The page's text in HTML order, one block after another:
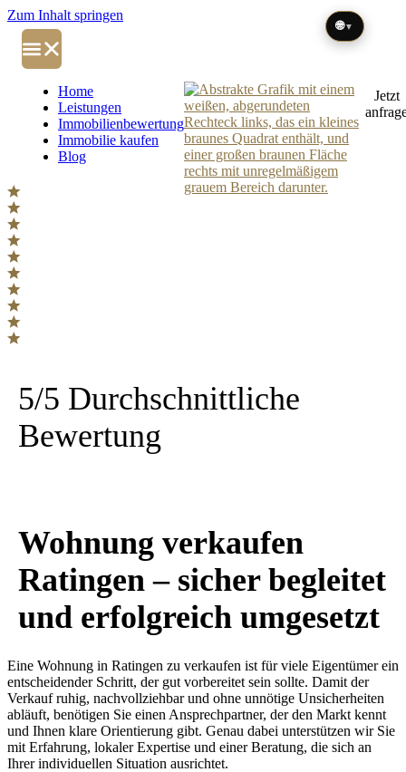
🌐▼
Zum Inhalt springen
Home
Leistungen
Immobilienbewertung
Immobilie kaufen
Blog
Jetzt
5/5 Durchschnittliche
Bewertung
Wohnung verkaufen
Ratingen – sicher begleitet
und erfolgreich umgesetzt
Eine Wohnung in Ratingen zu verkaufen ist für viele Eigentümer ein
entscheidender Schritt, der gut vorbereitet sein sollte. Damit der
Verkauf ruhig, nachvollziehbar und ohne unnötige Unsicherheiten
abläuft, benötigen Sie einen Ansprechpartner, der den Markt kennt
und Ihnen klare Orientierung gibt. Genau dabei unterstützen wir Sie
mit Erfahrung, lokaler Expertise und einer Beratung, die sich an
Ihrer individuellen Situation ausrichtet.